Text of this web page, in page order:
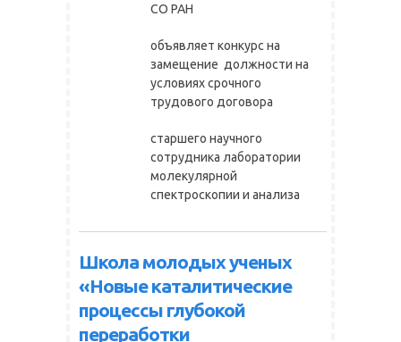
СО РАН
объявляет конкурс на
замещение должности на
условиях срочного
трудового договора
старшего научного
сотрудника лаборатории
молекулярной
спектроскопии и анализа
Школа молодых ученых
«Новые каталитические
процессы глубокой
переработки